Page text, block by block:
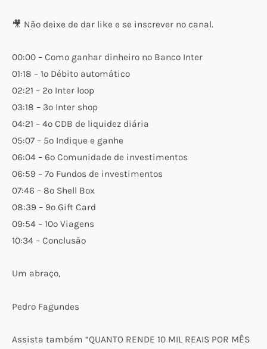
🎥 Não deixe de dar like e se inscrever no canal.
00:00 – Como ganhar dinheiro no Banco Inter
01:18 – 1º Débito automático
02:21 – 2º Inter loop
03:18 – 3º Inter shop
04:21 – 4º CDB de liquidez diária
05:07 – 5º Indique e ganhe
06:04 – 6º Comunidade de investimentos
06:59 – 7º Fundos de investimentos
07:46 – 8º Shell Box
08:39 – 9º Gift Card
09:54 – 10º Viagens
10:34 – Conclusão
Um abraço,
Pedro Fagundes
Assista também “QUANTO RENDE 10 MIL REAIS POR MÊS